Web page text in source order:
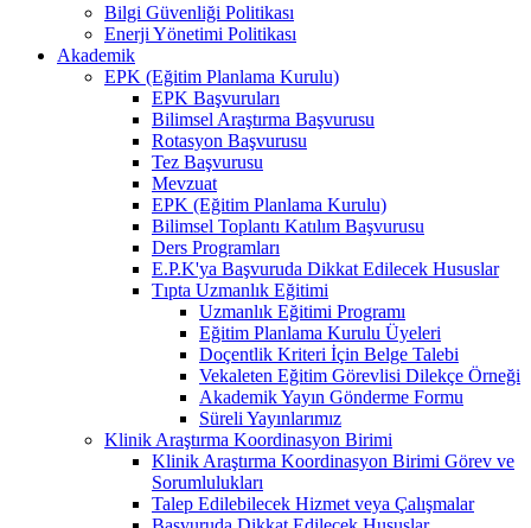
Bilgi Güvenliği Politikası
Enerji Yönetimi Politikası
Akademik
EPK (Eğitim Planlama Kurulu)
EPK Başvuruları
Bilimsel Araştırma Başvurusu
Rotasyon Başvurusu
Tez Başvurusu
Mevzuat
EPK (Eğitim Planlama Kurulu)
Bilimsel Toplantı Katılım Başvurusu
Ders Programları
E.P.K'ya Başvuruda Dikkat Edilecek Hususlar
Tıpta Uzmanlık Eğitimi
Uzmanlık Eğitimi Programı
Eğitim Planlama Kurulu Üyeleri
Doçentlik Kriteri İçin Belge Talebi
Vekaleten Eğitim Görevlisi Dilekçe Örneği
Akademik Yayın Gönderme Formu
Süreli Yayınlarımız
Klinik Araştırma Koordinasyon Birimi
Klinik Araştırma Koordinasyon Birimi Görev ve
Sorumlulukları
Talep Edilebilecek Hizmet veya Çalışmalar